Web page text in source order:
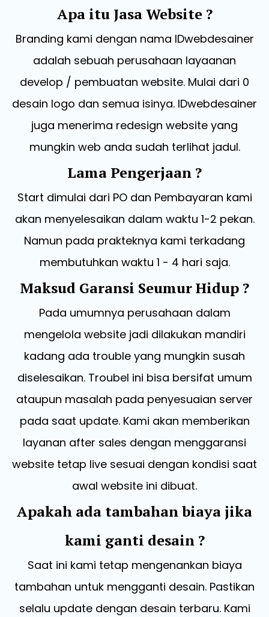
Apa itu Jasa Website ?
Branding kami dengan nama IDwebdesainer
adalah sebuah perusahaan layaanan
develop / pembuatan website. Mulai dari 0
desain logo dan semua isinya. IDwebdesainer
juga menerima redesign website yang
mungkin web anda sudah terlihat jadul.
Lama Pengerjaan ?
Start dimulai dari PO dan Pembayaran kami
akan menyelesaikan dalam waktu 1-2 pekan.
Namun pada prakteknya kami terkadang
membutuhkan waktu 1 - 4 hari saja.
Maksud Garansi Seumur Hidup ?
Pada umumnya perusahaan dalam
mengelola website jadi dilakukan mandiri
kadang ada trouble yang mungkin susah
diselesaikan. Troubel ini bisa bersifat umum
ataupun masalah pada penyesuaian server
pada saat update. Kami akan memberikan
layanan after sales dengan menggaransi
website tetap live sesuai dengan kondisi saat
awal website ini dibuat.
Apakah ada tambahan biaya jika
kami ganti desain ?
Saat ini kami tetap mengenankan biaya
tambahan untuk mengganti desain. Pastikan
selalu update dengan desain terbaru. Kami